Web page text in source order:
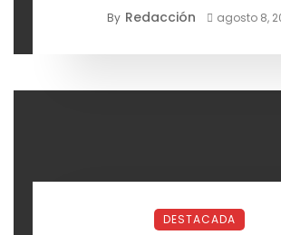
CERTIFICACIÓN DE
By Redacción agosto 8,
DESTACADA